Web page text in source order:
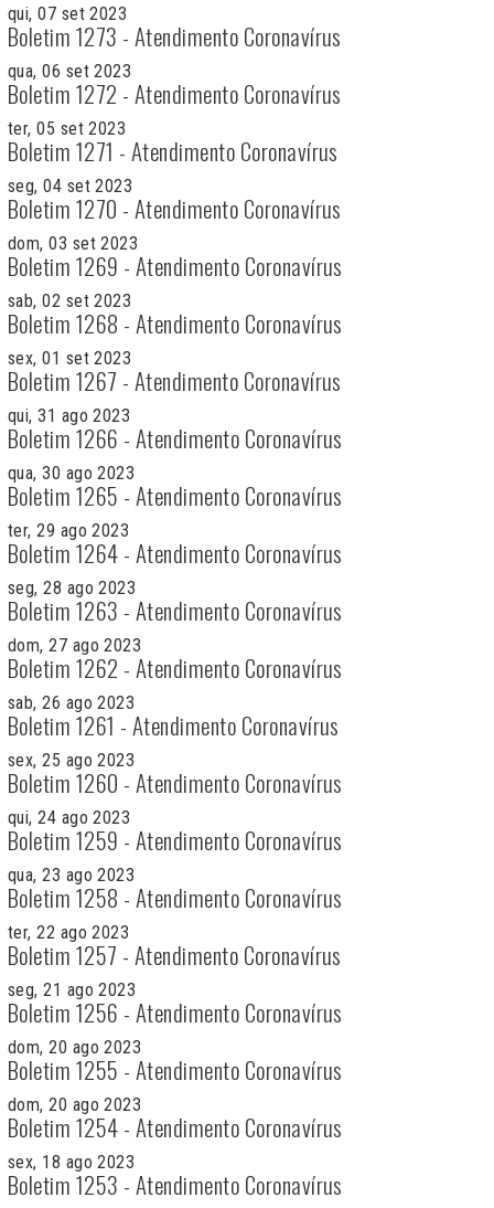
qui, 07 set 2023
Boletim 1273 - Atendimento Coronavírus
qua, 06 set 2023
Boletim 1272 - Atendimento Coronavírus
ter, 05 set 2023
Boletim 1271 - Atendimento Coronavírus
seg, 04 set 2023
Boletim 1270 - Atendimento Coronavírus
dom, 03 set 2023
Boletim 1269 - Atendimento Coronavírus
sab, 02 set 2023
Boletim 1268 - Atendimento Coronavírus
sex, 01 set 2023
Boletim 1267 - Atendimento Coronavírus
qui, 31 ago 2023
Boletim 1266 - Atendimento Coronavírus
qua, 30 ago 2023
Boletim 1265 - Atendimento Coronavírus
ter, 29 ago 2023
Boletim 1264 - Atendimento Coronavírus
seg, 28 ago 2023
Boletim 1263 - Atendimento Coronavírus
dom, 27 ago 2023
Boletim 1262 - Atendimento Coronavírus
sab, 26 ago 2023
Boletim 1261 - Atendimento Coronavírus
sex, 25 ago 2023
Boletim 1260 - Atendimento Coronavírus
qui, 24 ago 2023
Boletim 1259 - Atendimento Coronavírus
qua, 23 ago 2023
Boletim 1258 - Atendimento Coronavírus
ter, 22 ago 2023
Boletim 1257 - Atendimento Coronavírus
seg, 21 ago 2023
Boletim 1256 - Atendimento Coronavírus
dom, 20 ago 2023
Boletim 1255 - Atendimento Coronavírus
dom, 20 ago 2023
Boletim 1254 - Atendimento Coronavírus
sex, 18 ago 2023
Boletim 1253 - Atendimento Coronavírus